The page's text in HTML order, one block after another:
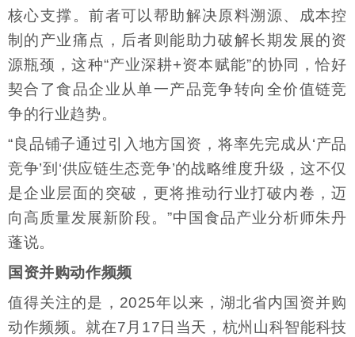
核心支撑。前者可以帮助解决原料溯源、成本控
制的产业痛点，后者则能助力破解长期发展的资
源瓶颈，这种“产业深耕+资本赋能”的协同，恰好
契合了食品企业从单一产品竞争转向全价值链竞
争的行业趋势。
“良品铺子通过引入地方国资，将率先完成从‘产品
竞争’到‘供应链生态竞争’的战略维度升级，这不仅
是企业层面的突破，更将推动行业打破内卷，迈
向高质量发展新阶段。”中国食品产业分析师朱丹
蓬说。
国资并购动作频频
值得关注的是，2025年以来，湖北省内国资并购
动作频频。就在7月17日当天，杭州山科智能科技